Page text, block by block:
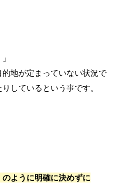
地が定まっていない状況で
しているという事です。
ように明確に決めずに